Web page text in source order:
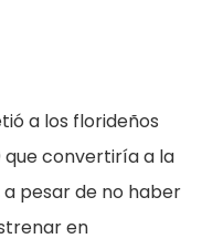
a los florideños
que convertiría a la
pesar de no haber
en